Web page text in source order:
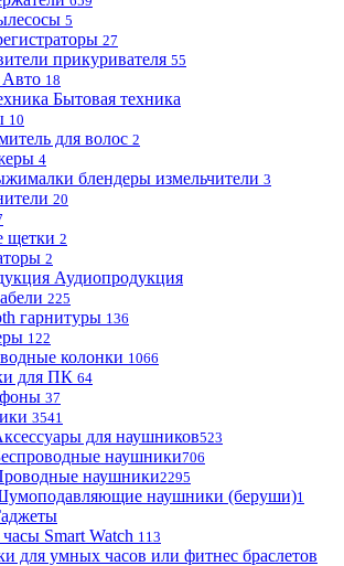
5
27
прикуривателя 55
Авто 18
Бытовая техника
10
для волос 2
4
блендеры измельчители 3
20
щетки 2
2
Аудиопродукция
225
гарнитуры 136
122
колонки 1066
для ПК 64
37
3541
для наушников523
наушники706
наушники2295
наушники (беруши)1
Smart Watch 113
для умных часов или фитнес браслетов